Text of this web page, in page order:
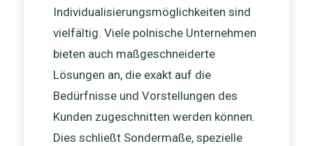
Individualisierungsmöglichkeiten sind
vielfältig. Viele polnische Unternehmen
bieten auch maßgeschneiderte
Lösungen an, die exakt auf die
Bedürfnisse und Vorstellungen des
Kunden zugeschnitten werden können.
Dies schließt Sondermaße, spezielle